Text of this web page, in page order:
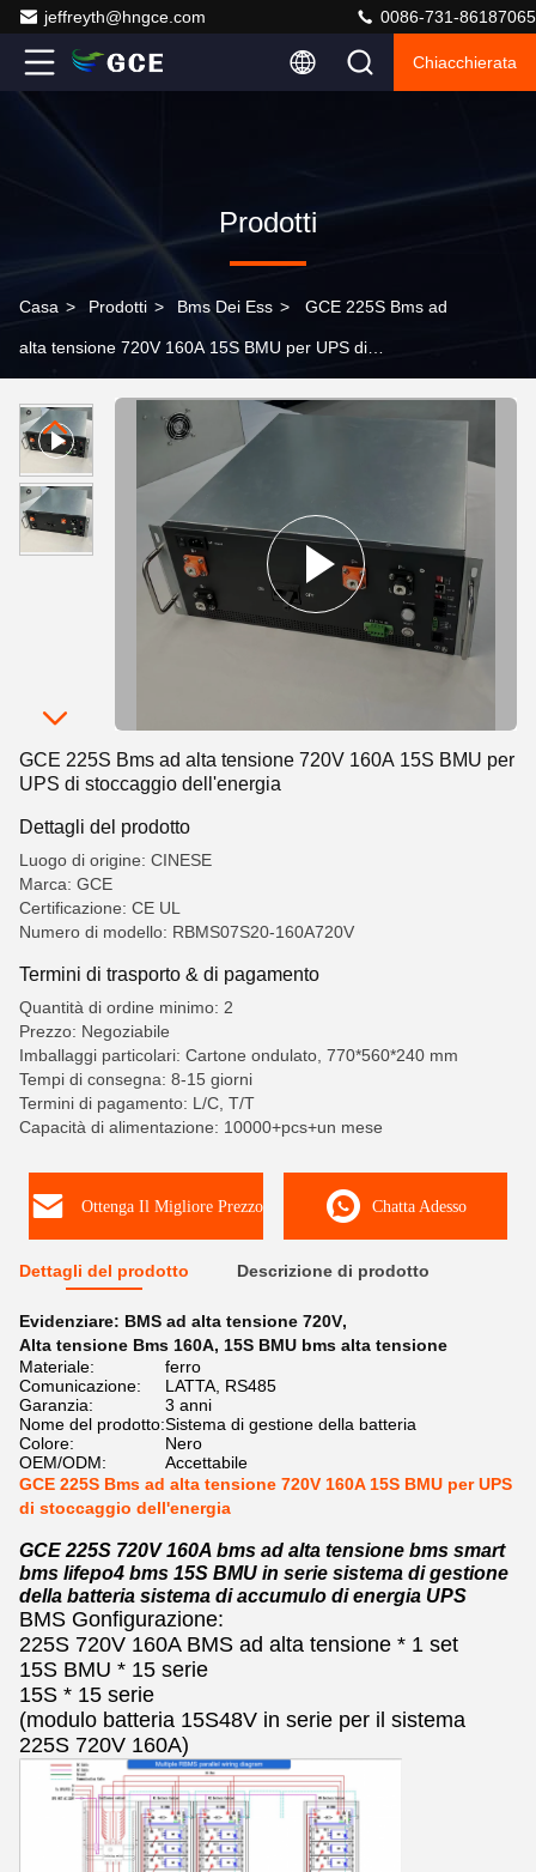
jeffreyth@hngce.com 0086-731-86187065
Chiacchierata
Prodotti
Casa > Prodotti > Bms Dei Ess > GCE 225S Bms ad
alta tensione 720V 160A 15S BMU per UPS di
GCE 225S Bms ad alta tensione 720V 160A 15S BMU per
UPS di stoccaggio dell'energia
Dettagli del prodotto
Luogo di origine: CINESE
Marca: GCE
Certificazione: CE UL
Numero di modello: RBMS07S20-160A720V
Termini di trasporto & di pagamento
Quantità di ordine minimo: 2
Prezzo: Negoziabile
Imballaggi particolari: Cartone ondulato, 770*560*240 mm
Tempi di consegna: 8-15 giorni
Termini di pagamento: L/C, T/T
Capacità di alimentazione: 10000+pcs+un mese
Ottenga Il Migliore Prezzo Chatta Adesso
Dettagli del prodotto Descrizione di prodotto
Evidenziare: BMS ad alta tensione 720V,
Alta tensione Bms 160A, 15S BMU bms alta tensione
Materiale:
ferro
Comunicazione:
LATTA, RS485
Garanzia:
3 anni
Nome del prodotto:Sistema di gestione della batteria
Colore:
Nero
OEM/ODM:
Accettabile
GCE 225S Bms ad alta tensione 720V 160A 15S BMU per UPS
di stoccaggio dell'energia
GCE 225S 720V 160A bms ad alta tensione bms smart
bms lifepo4 bms 15S BMU in serie sistema di gestione
della batteria sistema di accumulo di energia UPS
BMS Gonfigurazione:
225S 720V 160A BMS ad alta tensione * 1 set
15S BMU * 15 serie
15S * 15 serie
(modulo batteria 15S48V in serie per il sistema
225S 720V 160A)